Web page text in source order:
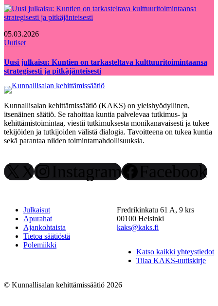
05.03.2026
Uutiset
Uusi julkaisu: Kuntien on tarkasteltava kulttuuritoimintaansa
strategisesti ja pitkäjänteisesti
Kunnallisalan kehittämissäätiö (KAKS) on yleishyödyllinen,
itsenäinen säätiö. Se rahoittaa kuntia palvelevaa tutkimus- ja
kehittämistoimintaa, viestii tutkimuksesta monikanavaisesti ja tukee
tekijöiden ja tutkijoiden välistä dialogia. Tavoitteena on tukea kuntia
sekä parantaa niiden toimintamahdollisuuksia.
X Instagram Facebook
Julkaisut
Apurahat
Ajankohtaista
Tietoa säätiöstä
Polemiikki
Fredrikinkatu 61 A, 9 krs
00100 Helsinki
kaks@kaks.fi
Katso kaikki yhteystiedot
Tilaa KAKS-uutiskirje
© Kunnallisalan kehittämissäätiö 2026